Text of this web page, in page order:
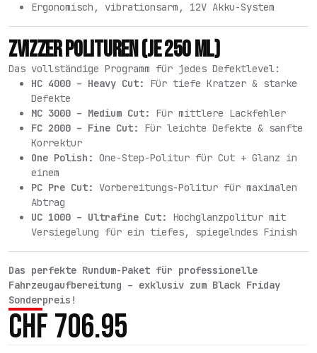
Ergonomisch, vibrationsarm, 12V Akku-System
ZVIZZER POLITUREN (JE 250 ML)
Das vollständige Programm für jedes Defektlevel:
HC 4000 – Heavy Cut:
Für tiefe Kratzer & starke
Defekte
MC 3000 – Medium Cut:
Für mittlere Lackfehler
FC 2000 – Fine Cut:
Für leichte Defekte & sanfte
Korrektur
One Polish: One-Step-Politur für Cut + Glanz in
einem
PC Pre Cut: Vorbereitungs-Politur für maximalen
Abtrag
UC 1000 – Ultrafine Cut:
Hochglanzpolitur mit
Versiegelung für ein tiefes, spiegelndes Finish
Das perfekte Rundum-Paket für professionelle
Fahrzeugaufbereitung – exklusiv zum Black Friday
Sonderpreis!
CHF706.95